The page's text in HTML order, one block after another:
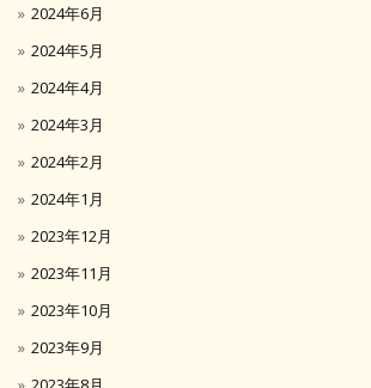
2024年6月
2024年5月
2024年4月
2024年3月
2024年2月
2024年1月
2023年12月
2023年11月
2023年10月
2023年9月